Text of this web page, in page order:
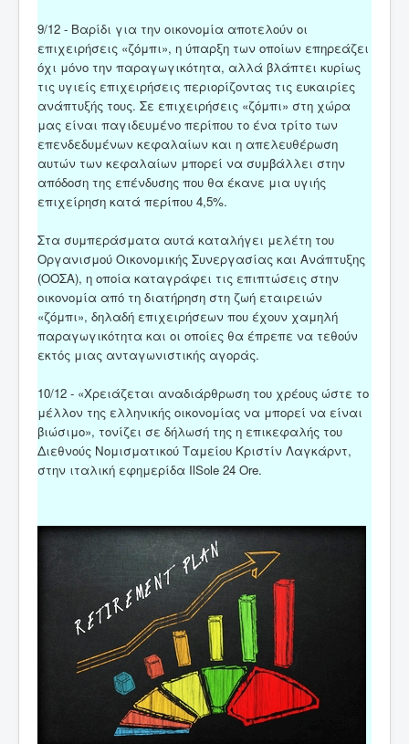
9/12 - Βαρίδι για την οικονομία αποτελούν οι
επιχειρήσεις «ζόμπι», η ύπαρξη των οποίων επηρεάζει
όχι μόνο την παραγωγικότητα, αλλά βλάπτει κυρίως
τις υγιείς επιχειρήσεις περιορίζοντας τις ευκαιρίες
ανάπτυξής τους. Σε επιχειρήσεις «ζόμπι» στη χώρα
μας είναι παγιδευμένο περίπου το ένα τρίτο των
επενδεδυμένων κεφαλαίων και η απελευθέρωση
αυτών των κεφαλαίων μπορεί να συμβάλλει στην
απόδοση της επένδυσης που θα έκανε μια υγιής
επιχείρηση κατά περίπου 4,5%.
Στα συμπεράσματα αυτά καταλήγει μελέτη του
Οργανισμού Οικονομικής Συνεργασίας και Ανάπτυξης
(ΟΟΣΑ), η οποία καταγράφει τις επιπτώσεις στην
οικονομία από τη διατήρηση στη ζωή εταιρειών
«ζόμπι», δηλαδή επιχειρήσεων που έχουν χαμηλή
παραγωγικότητα και οι οποίες θα έπρεπε να τεθούν
εκτός μιας ανταγωνιστικής αγοράς.
10/12 - «Χρειάζεται αναδιάρθρωση του χρέους ώστε το
μέλλον της ελληνικής οικονομίας να μπορεί να είναι
βιώσιμο», τονίζει σε δήλωσή της η επικεφαλής του
Διεθνούς Νομισματικού Ταμείου Κριστίν Λαγκάρντ,
στην ιταλική εφημερίδα IlSole 24 Ore.